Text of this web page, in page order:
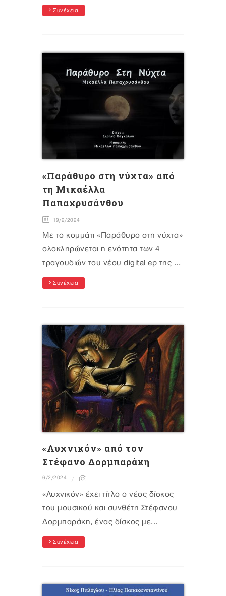
Συνέχεια
«Παράθυρο στη νύχτα» από
τη Μικαέλλα
Παπαχρυσάνθου
19/2/2024
Με το κομμάτι «Παράθυρο στη νύχτα»
ολοκληρώνεται η ενότητα των 4
τραγουδιών του νέου digital ep της ...
Συνέχεια
«Λυχνικόν» από τον
Στέφανο Δορμπαράκη
6/2/2024
«Λυχνικόν» έχει τίτλο ο νέος δίσκος
του μουσικού και συνθέτη Στέφανου
Δορμπαράκη, ένας δίσκος με...
Συνέχεια